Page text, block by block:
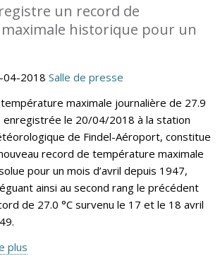
un record de
historique pour un
04-2018 Salle de presse
température maximale journalière de 27.9
enregistrée le 20/04/2018 à la station
de Findel-Aéroport, constitue
record de température maximale
pour un mois d’avril depuis 1947,
ainsi au second rang le précédent
de 27.0 °C survenu le 17 et le 18 avril
plus